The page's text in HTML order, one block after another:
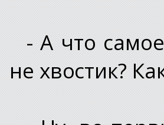
- А что
не хвостик?